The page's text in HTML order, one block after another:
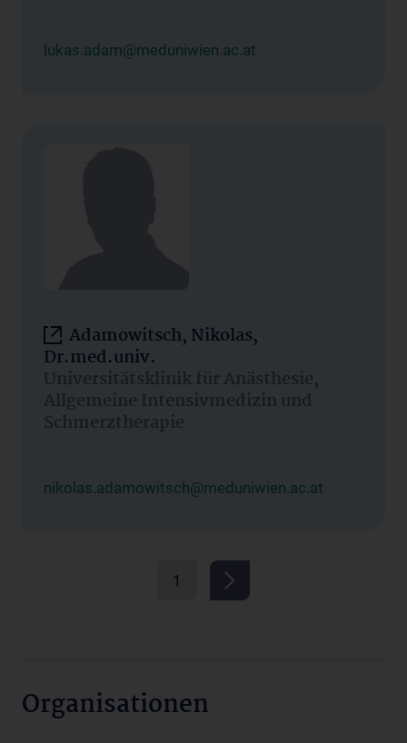
lukas.adam@meduniwien.ac.at
Adamowitsch, Nikolas,
Dr.med.univ.
Universitätsklinik für Anästhesie,
Allgemeine Intensivmedizin und
Schmerztherapie
nikolas.adamowitsch@meduniwien.ac.at
1
Organisationen